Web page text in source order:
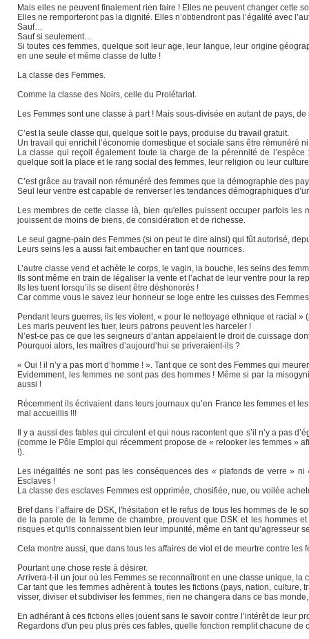
Mais elles ne peuvent finalement rien faire ! Elles ne peuvent changer cette
Elles ne remporteront pas la dignité. Elles n’obtiendront pas l’égalité avec
Sauf…
Sauf si seulement…
Si toutes ces femmes, quelque soit leur age, leur langue, leur origine
en une seule et même classe de lutte !
La classe des Femmes.
Comme la classe des Noirs, celle du Prolétariat.
Les Femmes sont une classe à part ! Mais sous-divisée en autant de pays,
C’est la seule classe qui, quelque soit le pays, produise du travail gratuit.
Un travail qui enrichit l’économie domestique et sociale sans être rémunéré ni
La classe qui reçoit également toute la charge de la pérennité de
quelque soit la place et le rang social des femmes, leur religion ou leur
C’est grâce au travail non rémunéré des femmes que la démographie des
Seul leur ventre est capable de renverser les tendances démographiques
Les membres de cette classe là, bien qu'elles puissent occuper parfois
jouissent de moins de biens, de considération et de richesse.
Le seul gagne-pain des Femmes (si on peut le dire ainsi) qui fût autorisé,
Leurs seins les a aussi fait embaucher en tant que nourrices.
L’autre classe vend et achète le corps, le vagin, la bouche, les seins des
Ils sont même en train de légaliser la vente et l’achat de leur ventre pour la
Ils les tuent lorsqu’ils se disent être déshonorés !
Car comme vous le savez leur honneur se loge entre les cuisses des
Pendant leurs guerres, ils les violent, « pour le nettoyage ethnique et racial »
Les maris peuvent les tuer, leurs patrons peuvent les harceler !
N’est-ce pas ce que les seigneurs d’antan appelaient le droit de cuissage
Pourquoi alors, les maîtres d’aujourd’hui se priveraient-ils ?
« Oui ! il n’y a pas mort d’homme ! ». Tant que ce sont des Femmes qui
Evidemment, les femmes ne sont pas des hommes ! Même si par la
aussi !
Récemment ils écrivaient dans leurs journaux qu’en France les femmes et
mal accueillis !!!
Il y a aussi des fables qui circulent et qui nous racontent que s’il n’y a pas
(comme le Pôle Emploi qui récemment propose de « relooker les femmes »
!).
Les inégalités ne sont pas les conséquences des « plafonds de verre »
Esclaves !
La classe des esclaves Femmes est opprimée, chosifiée, nue, ou voilée
Bref dans l’affaire de DSK, l'hésitation et le refus de tous les hommes de le
de la parole de la femme de chambre, prouvent que DSK et les hommes
risques et qu'ils connaissent bien leur impunité, même en tant qu’agresseur
Cela montre aussi, que dans tous les affaires de viol et de meurtre contre
Pourtant une chose reste à désirer.
Arrivera-t-il un jour où les Femmes se reconnaîtront en une classe unique,
Car tant que les femmes adhèrent à toutes les fictions (pays, nation,
visser, diviser et subdiviser les femmes, rien ne changera dans ce bas
En adhérant à ces fictions elles jouent sans le savoir contre l’intérêt de leur
Regardons d'un peu plus près ces fables, quelle fonction remplit chacune de